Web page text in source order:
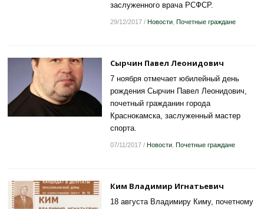
заслуженного врача РСФСР.
29/12/2017/ Новости, Почетные граждане
Сырчин Павел Леонидович
7 ноября отмечает юбилейный день
рождения Сырчин Павел Леонидович,
почетный гражданин города
Краснокамска, заслуженный мастер
спорта.
07/11/2017/ Новости, Почетные граждане
Ким Владимир Игнатьевич
18 августа Владимиру Киму, почетному